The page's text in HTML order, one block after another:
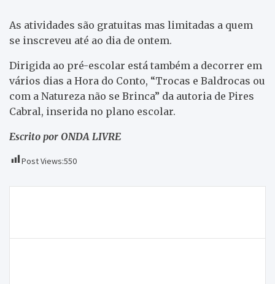
As atividades são gratuitas mas limitadas a quem
se inscreveu até ao dia de ontem.
Dirigida ao pré-escolar está também a decorrer em
vários dias a Hora do Conto, “Trocas e Baldrocas ou
com a Natureza não se Brinca” da autoria de Pires
Cabral, inserida no plano escolar.
Escrito por ONDA LIVRE
Post Views:550
artigos